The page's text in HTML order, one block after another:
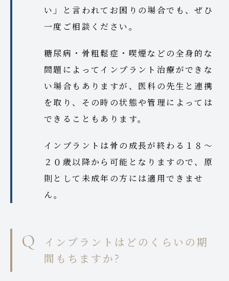
い」と言われてお困りの場合でも、ぜひ
一度ご相談ください。
糖尿病・骨粗鬆症・喫煙などの全身的な
問題によってインプラント治療ができな
い場合もありますが、医科の先生と連携
を取り、その時の状態や管理によっては
できることもあります。
インプラントは骨の成長が終わる１８～
２０歳以降から可能となりますので、原
則として未成年の方には適用できませ
ん。
インプラントはどのくらいの期
間もちますか?